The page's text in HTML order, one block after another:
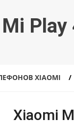
Play
XIAOMI
Xiaomi